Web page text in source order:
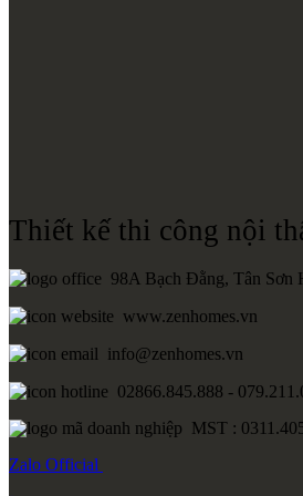
Thiết kế thi công nội
98A Bạch Đằng, Tân Sơn
www.zenhomes.vn
info@zenhomes.vn
02866.845.888 -
MST :
Zalo Official